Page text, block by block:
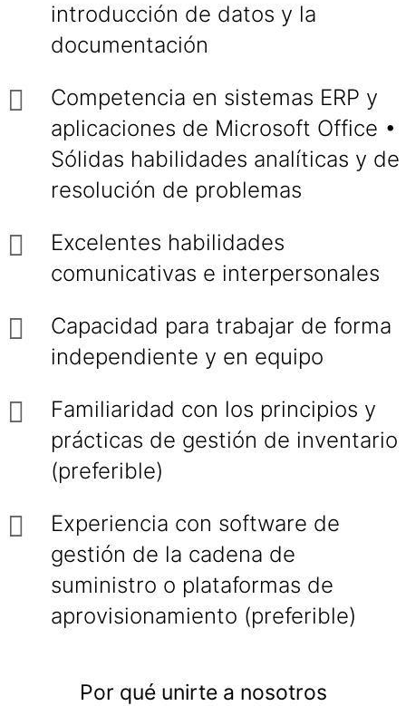
introducción de datos y la
documentación
Competencia en sistemas ERP y
aplicaciones de Microsoft Office •
Sólidas habilidades analíticas y de
resolución de problemas
Excelentes habilidades
comunicativas e interpersonales
Capacidad para trabajar de forma
independiente y en equipo
Familiaridad con los principios y
prácticas de gestión de inventario
(preferible)
Experiencia con software de
gestión de la cadena de
suministro o plataformas de
aprovisionamiento (preferible)
Por qué unirte a nosotros